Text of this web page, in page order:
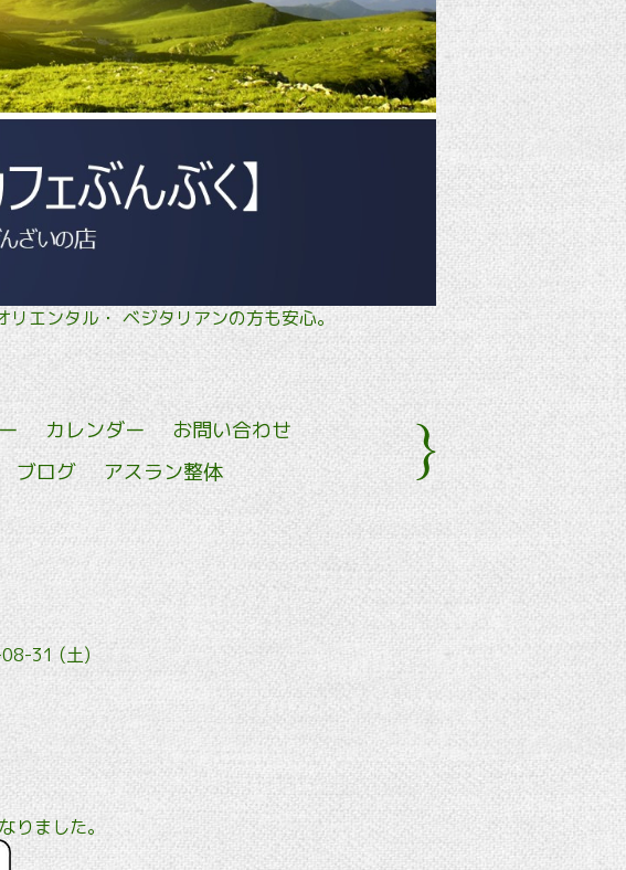
、オリエンタル・ ベジタリアンの方も安心。
カレンダー
お問い合わせ
ブログ アスラン整体
31 (土)
りました。